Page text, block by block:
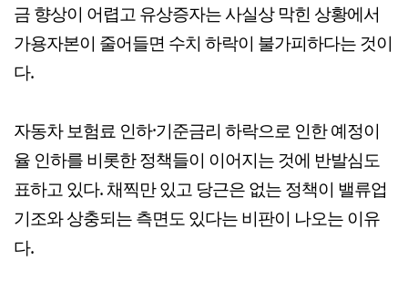
금 향상이 어렵고 유상증자는 사실상 막힌 상황에서
가용자본이 줄어들면 수치 하락이 불가피하다는 것이
다.
자동차 보험료 인하·기준금리 하락으로 인한 예정이
율 인하를 비롯한 정책들이 이어지는 것에 반발심도
표하고 있다. 채찍만 있고 당근은 없는 정책이 밸류업
기조와 상충되는 측면도 있다는 비판이 나오는 이유
다.